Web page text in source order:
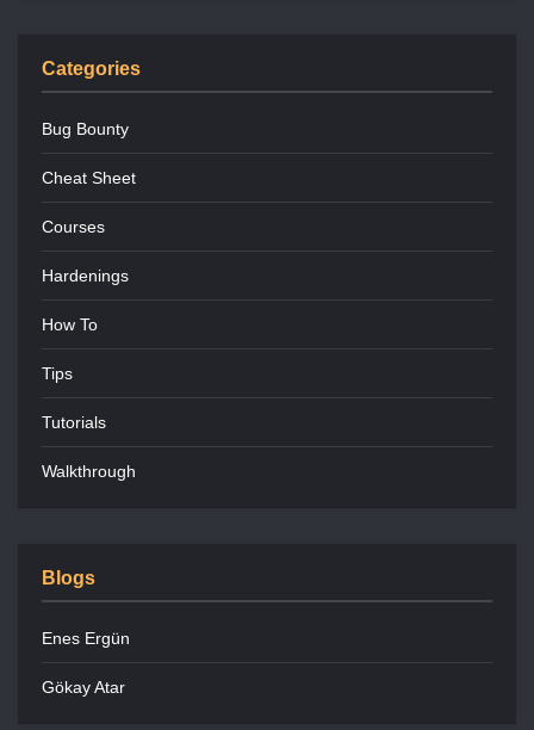
Categories
Bug Bounty
Cheat Sheet
Courses
Hardenings
How To
Tips
Tutorials
Walkthrough
Blogs
Enes Ergün
Gökay Atar